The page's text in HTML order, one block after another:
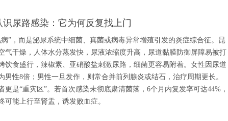
识尿路感染：它为何反复找上门
”，而是泌尿系统中细菌、真菌或病毒异常增殖引发的炎症综合征。昆
气干燥，人体水分蒸发快，尿液浓缩度升高，尿道黏膜防御屏障易被打
饮食盛行，辣椒素、亚硝酸盐刺激尿路，细菌更容易附着。女性因尿道
男性8倍；男性一旦发作，则常合并前列腺炎或结石，治疗周期更长。
更是“重灾区”。若首次感染未彻底肃清菌落，6个月内复发率可达44%，
能上行至肾盂，诱发败血症。